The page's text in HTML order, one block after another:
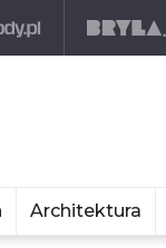
Architektura